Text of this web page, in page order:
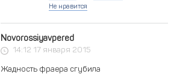
Не нравится
Novorossiyavpered
14:12 17 января 2015
Жадность фраера сгубила